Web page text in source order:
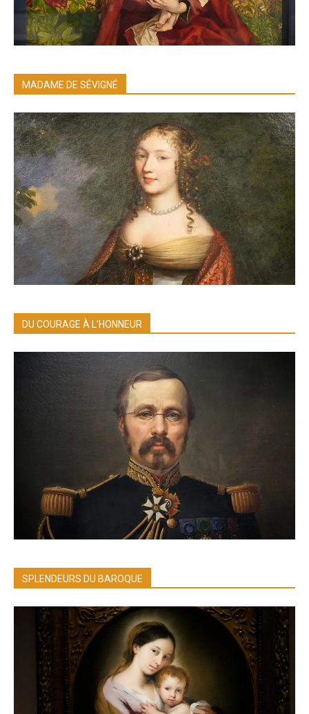
MADAME DE SÉVIGNÉ
DU COURAGE À L’HONNEUR
SPLENDEURS DU BAROQUE